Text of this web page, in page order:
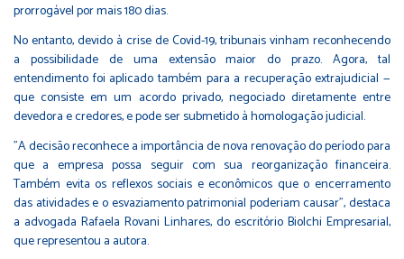
prorrogável por mais 180 dias.
No entanto, devido à crise de Covid-19, tribunais vinham reconhecendo
a possibilidade de uma extensão maior do prazo. Agora, tal
entendimento foi aplicado também para a recuperação extrajudicial —
que consiste em um acordo privado, negociado diretamente entre
devedora e credores, e pode ser submetido à homologação judicial.
"A decisão reconhece a importância de nova renovação do período para
que a empresa possa seguir com sua reorganização financeira.
Também evita os reflexos sociais e econômicos que o encerramento
das atividades e o esvaziamento patrimonial poderiam causar", destaca
a advogada Rafaela Rovani Linhares, do escritório Biolchi Empresarial,
que representou a autora.